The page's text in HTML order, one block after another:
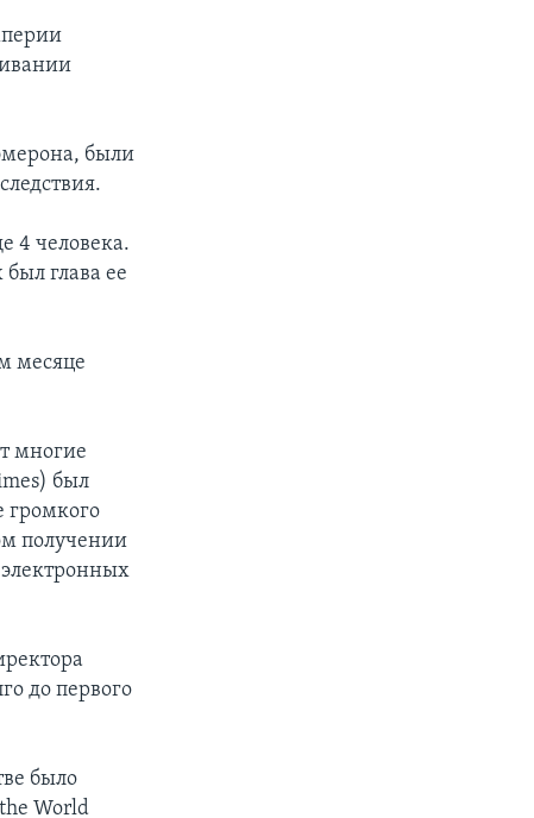
были
4 человека.
глава ее
месяце
многие
был
громкого
получении
до первого
было
World